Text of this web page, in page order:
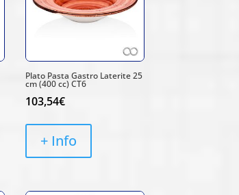
Plato Pasta Gastro Laterite 25
cm (400 cc) CT6
103,54€
+ Info